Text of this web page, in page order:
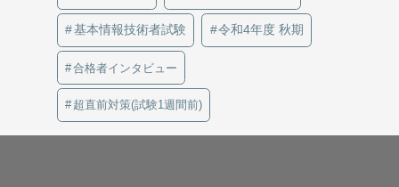
基本情報技術者試験 令和4年度 秋期
合格者インタビュー
超直前対策(試験1週間前)